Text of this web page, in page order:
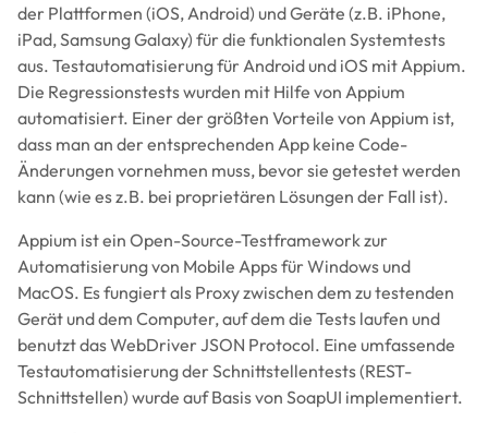
der Plattformen (iOS, Android) und Geräte (z.B. iPhone,
iPad, Samsung Galaxy) für die funktionalen Systemtests
aus. Testautomatisierung für Android und iOS mit Appium.
Die Regressionstests wurden mit Hilfe von Appium
automatisiert. Einer der größten Vorteile von Appium ist,
dass man an der entsprechenden App keine Code-
Änderungen vornehmen muss, bevor sie getestet werden
kann (wie es z.B. bei proprietären Lösungen der Fall ist).
Appium ist ein Open-Source-Testframework zur
Automatisierung von Mobile Apps für Windows und
MacOS. Es fungiert als Proxy zwischen dem zu testenden
Gerät und dem Computer, auf dem die Tests laufen und
benutzt das WebDriver JSON Protocol. Eine umfassende
Testautomatisierung der Schnittstellentests (REST-
Schnittstellen) wurde auf Basis von SoapUI implementiert.